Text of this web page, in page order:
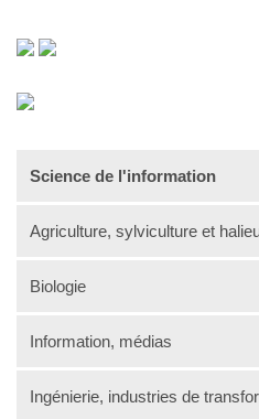
Science de l'information
Agriculture, sylviculture et
Biologie
Information, médias
Ingénierie, industries de